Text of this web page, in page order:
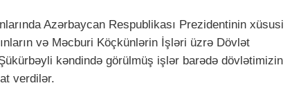
Azərbaycan Respublikası Prezidentinin xüsusi
və Məcburi Köçkünlərin İşləri üzrə Dövlət
kəndində görülmüş işlər barədə dövlətimizin
verdilər.